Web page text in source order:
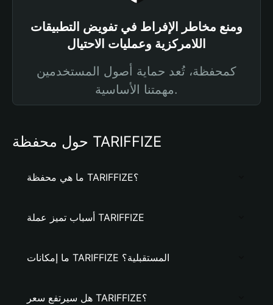
ومنع مخاطر الإفراط في تفويض التطبيقات
اللامركزية وعمليات الاحتيال
كمحفظة، تُعد حماية أصول المستخدمين
مهمتنا الأساسية.
حول محفظة TARIFFIZE
ما هي محفظة TARIFFIZE؟
أسباب تميز عملة TARIFFIZE
ما إمكانات TARIFFIZE المستقبلية؟
هل سيرتفع سعر TARIFFIZE؟